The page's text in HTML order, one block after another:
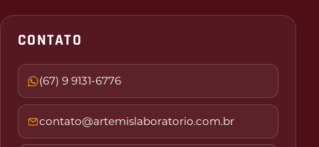
CONTATO
(67) 9 9131-6776
contato@artemislaboratorio.com.br